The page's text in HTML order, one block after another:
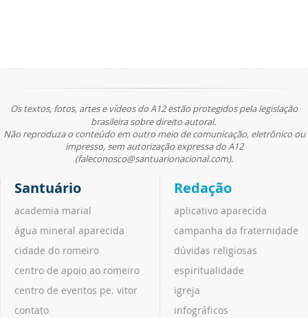
Os textos, fotos, artes e vídeos do A12 estão protegidos pela legislação
brasileira sobre direito autoral.
Não reproduza o conteúdo em outro meio de comunicação, eletrônico ou
impresso, sem autorização expressa do A12
(faleconosco@santuarionacional.com).
Santuário
academia marial
água mineral aparecida
cidade do romeiro
centro de apoio ao romeiro
centro de eventos pe. vitor
contato
Redação
aplicativo aparecida
campanha da fraternidade
dúvidas religiosas
espiritualidade
igreja
infográficos